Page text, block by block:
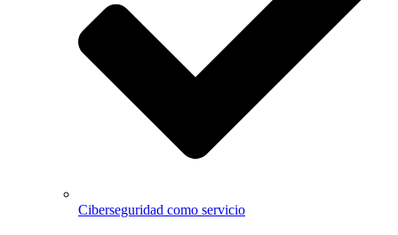
Ciberseguridad como servicio